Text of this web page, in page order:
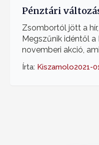
Pénztári
Zsombortól jött a
Megszűnik idéntől a
novemberi akció,
Írta: Kiszamolo2021-